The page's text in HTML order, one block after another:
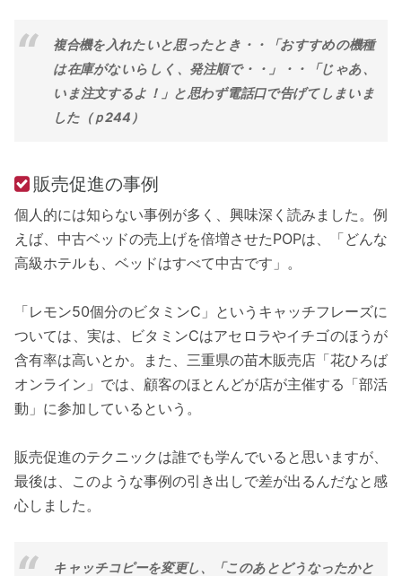
複合機を入れたいと思ったとき・・「おすすめの機種
は在庫がないらしく、発注順で・・」・・「じゃあ、
いま注文するよ！」と思わず電話口で告げてしまいま
した（ｐ244）
販売促進の事例
個人的には知らない事例が多く、興味深く読みました。例
えば、中古ベッドの売上げを倍増させたPOPは、「どんな
高級ホテルも、ベッドはすべて中古です」。
「レモン50個分のビタミンC」というキャッチフレーズに
ついては、実は、ビタミンCはアセロラやイチゴのほうが
含有率は高いとか。また、三重県の苗木販売店「花ひろば
オンライン」では、顧客のほとんどが店が主催する「部活
動」に参加しているという。
販売促進のテクニックは誰でも学んでいると思いますが、
最後は、このような事例の引き出しで差が出るんだなと感
心しました。
キャッチコピーを変更し、「このあとどうなったかと